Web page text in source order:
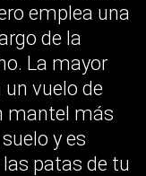
emplea una
de la
La mayor
vuelo de
mantel más
y es
patas de tu